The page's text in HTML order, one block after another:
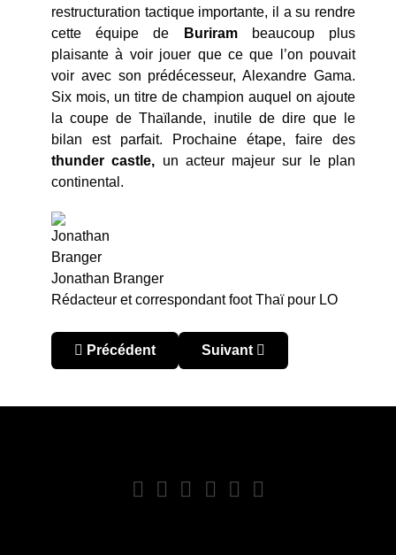
restructuration tactique importante, il a su rendre
cette équipe de Buriram
beaucoup plus
plaisante à voir jouer que ce que l’on pouvait
voir avec son prédécesseur, Alexandre Gama.
Six mois, un titre de champion auquel on ajoute
la coupe de Thaïlande, inutile de dire que le
bilan est parfait. Prochaine étape, faire des
thunder castle, un acteur majeur sur le plan
continental.
Jonathan Branger
Rédacteur et correspondant foot Thaï pour LO
Article précédent : Thaïlande – Revo Thaï
Précédent Article suivant : Thaïlande –
Suivant